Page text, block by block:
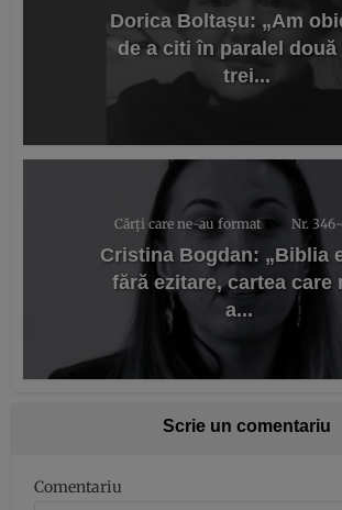
Dorica Boltașu: „Am
de a citi în paralel două
trei...
Cărți care ne-au format Nr.
Cristina Bogdan: „Biblia
fără ezitare, cartea care
a...
Scrie un comentariu
Comentariu